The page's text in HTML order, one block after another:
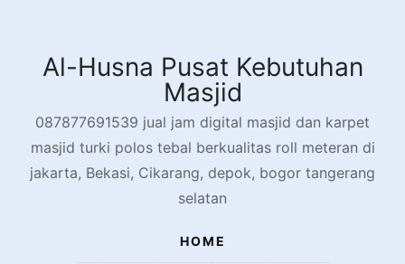
contentAl-Husna Pusat Kebutuhan
Masjid
087877691539 jual jam digital masjid dan karpet
masjid turki polos tebal berkualitas roll meteran di
jakarta, Bekasi, Cikarang, depok, bogor tangerang
selatan
HOME